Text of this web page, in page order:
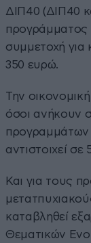
ΔΙΠ40 (ΔΙΠ40
προγράμματος
συμμετοχή για
350 ευρώ.
Την
όσοι ανήκουν
αντιστοιχεί
Και για τους
καταβληθεί
Θεματικών